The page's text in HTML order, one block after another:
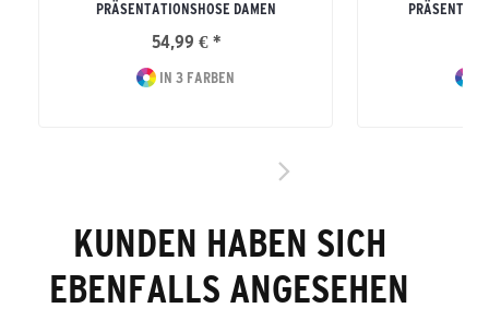
PRÄSENTATIONSHOSE DAMEN
54,99 € *
IN 3 FARBEN
KUNDEN HABEN SICH
EBENFALLS ANGESEHEN